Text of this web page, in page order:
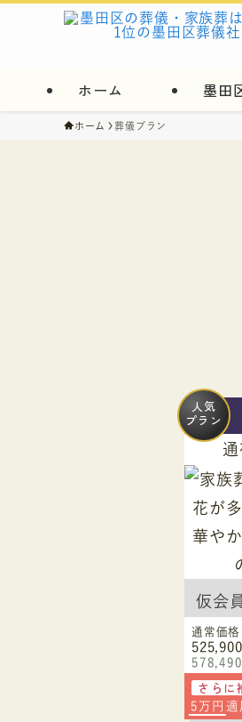
ホーム 墨田
ホーム 葬儀プラン
人気
プラン
仮会
通常価格
525,900
578,490
さらに
5万円 適